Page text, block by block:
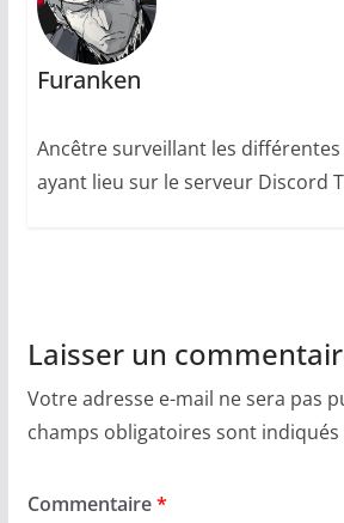
Furanken
Ancêtre surveillant les
ayant lieu sur le serveur Discord
Laisser un
Votre adresse e-mail ne sera pas
champs obligatoires sont indiqués
Commentaire*